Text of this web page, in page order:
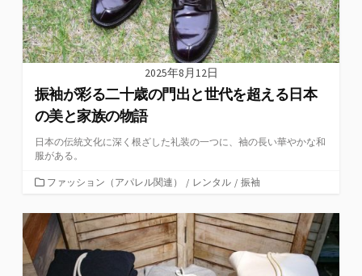
2025年8月12日
振袖が彩る二十歳の門出と世代を超える日本
の美と家族の物語
日本の伝統文化に深く根ざした礼装の一つに、袖の長い華やかな和
服がある。
カ
ゴ
リ
ー
ファッション（アパレル関連） / レンタル / 振袖